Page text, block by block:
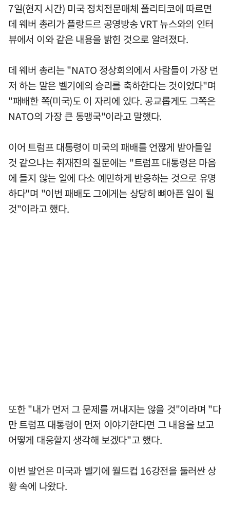
7일(현지 시간) 미국 정치전문매체 폴리티코에 따르면
데 웨버 총리가 플랑드르 공영방송 VRT 뉴스와의 인터
뷰에서 이와 같은 내용을 밝힌 것으로 알려졌다.
데 웨버 총리는 "NATO 정상회의에서 사람들이 가장 먼
저 하는 말은 벨기에의 승리를 축하한다는 것이었다"며
"패배한 쪽(미국)도 이 자리에 있다. 공교롭게도 그쪽은
NATO의 가장 큰 동맹국"이라고 말했다.
이어 트럼프 대통령이 미국의 패배를 언짢게 받아들일
것 같으냐는 취재진의 질문에는 "트럼프 대통령은 마음
에 들지 않는 일에 다소 예민하게 반응하는 것으로 유명
하다"며 "이번 패배도 그에게는 상당히 뼈아픈 일이 될
것"이라고 했다.
또한 "내가 먼저 그 문제를 꺼내지는 않을 것"이라며 "다
만 트럼프 대통령이 먼저 이야기한다면 그 내용을 보고
어떻게 대응할지 생각해 보겠다"고 했다.
이번 발언은 미국과 벨기에 월드컵 16강전을 둘러싼 상
황 속에 나왔다.